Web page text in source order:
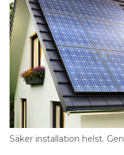
Annonsera
Läs E-
Om tidningen
Kontakt
Personuppgifter
Search for:
Säker installation helst.